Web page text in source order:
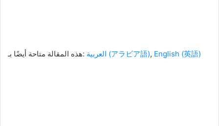
هذه المقالة متاحة أيضًا بـ: العربية (アラビア語) English (英語)